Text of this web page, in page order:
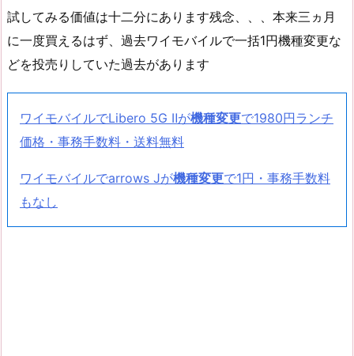
試してみる価値は十二分にあります残念、、、本来三ヵ月
に一度買えるはず、過去ワイモバイルで一括1円機種変更な
どを投売りしていた過去があります
ワイモバイルでLibero 5G Ⅱが機種変更で1980円ランチ
価格・事務手数料・送料無料
ワイモバイルでarrows Jが機種変更で1円・事務手数料
もなし